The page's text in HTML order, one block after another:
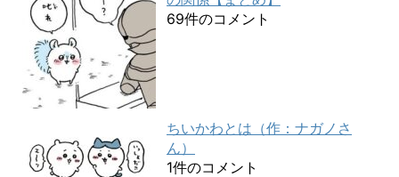
69件のコメント
ちいかわとは（作：ナガノさ
ん）
1件のコメント